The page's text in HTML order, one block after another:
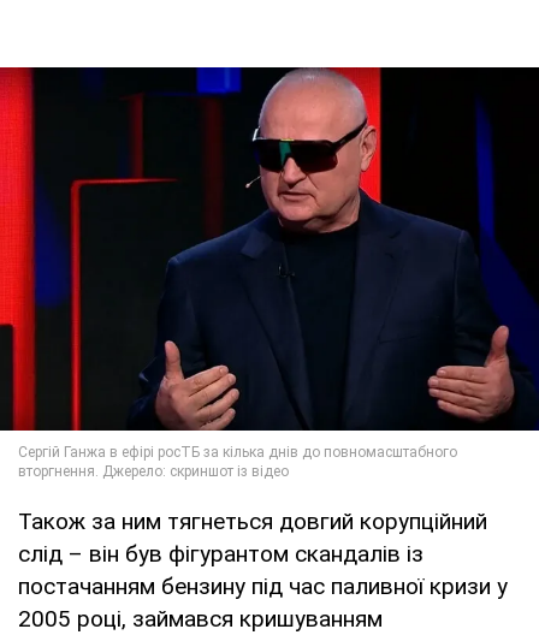
Також за ним тягнеться довгий корупційний
слід – він був фігурантом скандалів із
постачанням бензину під час паливної кризи у
2005 році, займався кришуванням